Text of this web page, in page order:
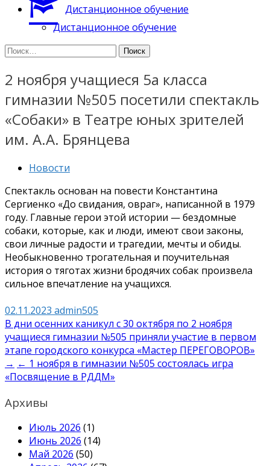
Дистанционное обучение
Дистанционное обучение
Найти:
2 ноября учащиеся 5а класса
гимназии №505 посетили спектакль
«Собаки» в Театре юных зрителей
им. А.А. Брянцева
Новости
Спектакль основан на повести Константина
Сергиенко «До свидания, овраг», написанной в 1979
году. Главные герои этой истории — бездомные
собаки, которые, как и люди, имеют свои законы,
свои личные радости и трагедии, мечты и обиды.
Необыкновенно трогательная и поучительная
история о тяготах жизни бродячих собак произвела
сильное впечатление на учащихся.
02.11.2023 admin505
Навигация
по
записям
В дни осенних каникул с 30 октября по 2 ноября
учащиеся гимназии №505 приняли участие в первом
этапе городского конкурса «Мастер ПЕРЕГОВОРОВ»
→ ← 1 ноября в гимназии №505 состоялась игра
«Посвящение в РДДМ»
Архивы
Июль 2026 (1)
Июнь 2026 (14)
Май 2026 (50)